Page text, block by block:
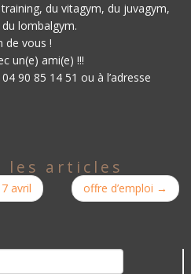
du vitagym, du juvagym,
lombalgym.
de vous !
un(e) ami(e) !!!
90 85 14 51 ou à l’adresse
les articles
avril offre d’emploi →